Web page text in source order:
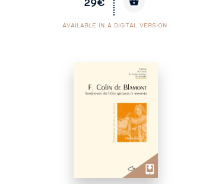
AVAILABLE IN A DIGITAL VERSION